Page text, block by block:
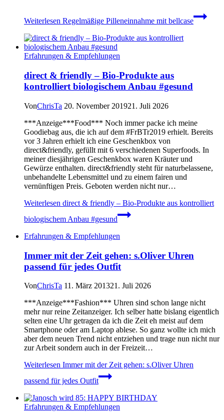
Weiterlesen Regelmäßige Pilleneinnahme mit bellcase
Erfahrungen & Empfehlungen
direct & friendly – Bio-Produkte aus
kontrolliert biologischem Anbau #gesund
VonChrisTa 20. November 201921. Juli 2026
***Anzeige***Food*** Noch immer packe ich meine
Goodiebag aus, die ich auf dem #FrBTr2019 erhielt. Bereits
vor 3 Jahren erhielt ich eine Geschenkbox von
direct&friendly, gefüllt mit 6 verschiedenen Superfoods. In
meiner diesjährigen Geschenkbox waren Kräuter und
Gewürze enthalten. direct&friendly steht für naturbelassene,
unbehandelte Lebensmittel und zu einem fairen und
vernünftigen Preis. Geboten werden nicht nur…
Weiterlesen direct & friendly – Bio-Produkte aus kontrolliert
biologischem Anbau #gesund
Erfahrungen & Empfehlungen
Immer mit der Zeit gehen: s.Oliver Uhren
passend für jedes Outfit
VonChrisTa 11. März 201321. Juli 2026
***Anzeige***Fashion*** Uhren sind schon lange nicht
mehr nur reine Zeitanzeiger. Ich selber hatte bislang eigentlich
selten eine Uhr getragen da ich die Zeit eh meist auf dem
Smartphone oder am Laptop ablese. So ganz wollte ich mich
aber dem neuen Trend nicht entziehen und trage nun nicht nur
zur Arbeit sondern auch in der Freizeit…
Weiterlesen Immer mit der Zeit gehen: s.Oliver Uhren
passend für jedes Outfit
Erfahrungen & Empfehlungen